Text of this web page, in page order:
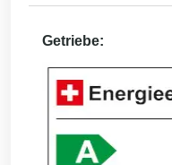
Getriebe: